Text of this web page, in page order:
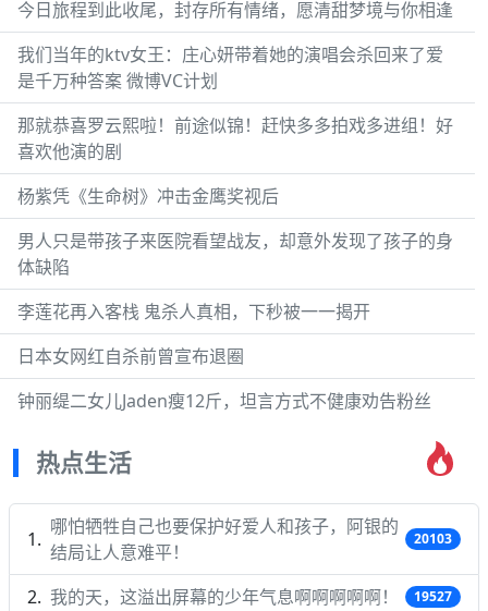
今日旅程到此收尾，封存所有情绪，愿清甜梦境与你相逢
我们当年的ktv女王：庄心妍带着她的演唱会杀回来了爱
是千万种答案 微博VC计划
那就恭喜罗云熙啦！前途似锦！赶快多多拍戏多进组！好
喜欢他演的剧
杨紫凭《生命树》冲击金鹰奖视后
男人只是带孩子来医院看望战友，却意外发现了孩子的身
体缺陷
李莲花再入客栈 鬼杀人真相，下秒被一一揭开
日本女网红自杀前曾宣布退圈
钟丽缇二女儿Jaden瘦12斤，坦言方式不健康劝告粉丝
热点生活
哪怕牺牲自己也要保护好爱人和孩子，阿银的
结局让人意难平！
20103
我的天，这溢出屏幕的少年气息啊啊啊啊啊！ 19527